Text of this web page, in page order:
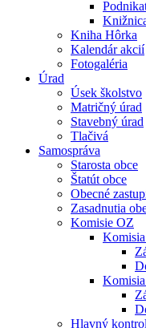
Kniha Hôrka
Kalendár akcií
Fotogaléria
Úrad
Úsek školstvo
Matričný úrad
Stavebný úrad
Tlačivá
Samospráva
Starosta obce
Štatút obce
Obecné
Zasadnutia
Komisie OZ
Hlavný